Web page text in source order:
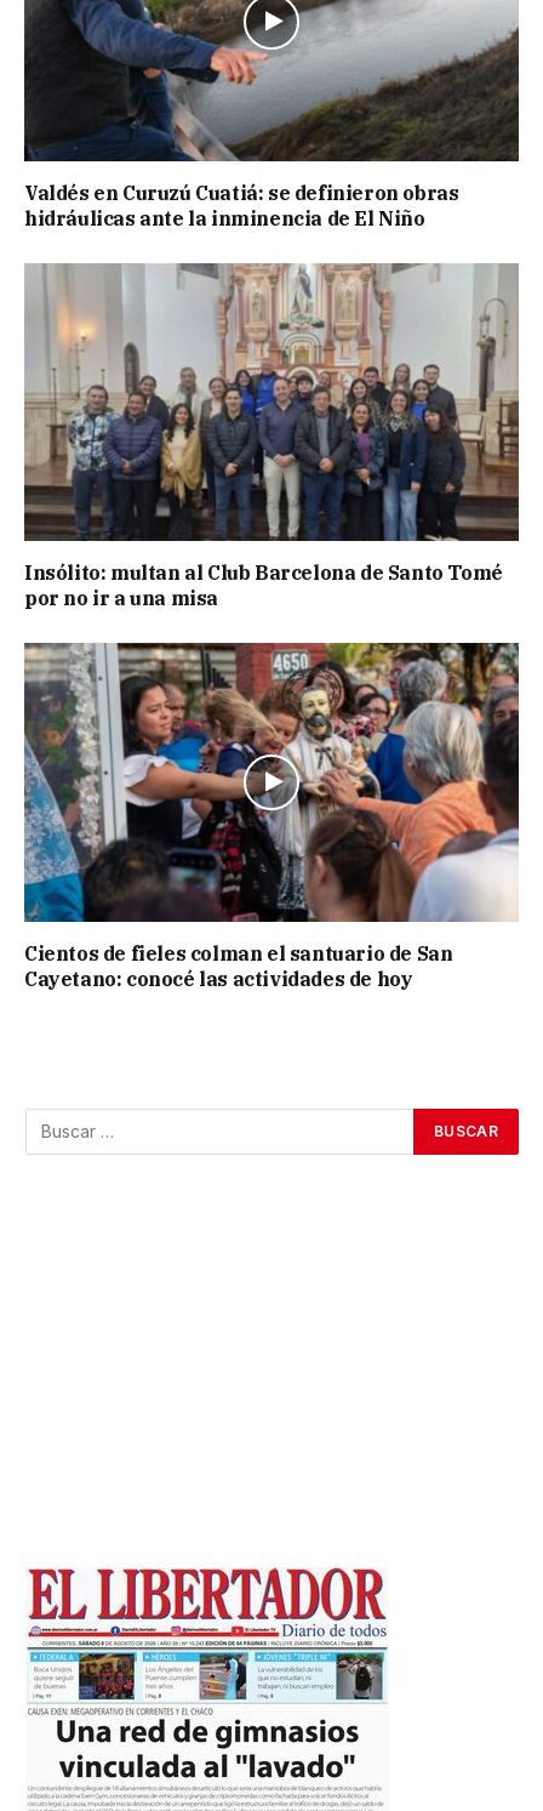
Valdés en Curuzú Cuatiá: se definieron obras
hidráulicas ante la inminencia de El Niño
Insólito: multan al Club Barcelona de Santo Tomé
por no ir a una misa
Cientos de fieles colman el santuario de San
Cayetano: conocé las actividades de hoy